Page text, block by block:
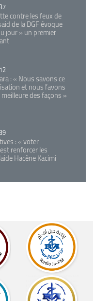
contre les feux de
de la DGF évoque
jour » un premier
: « Nous savons ce
et nous l’avons
des façons »
: « voter
renforcer les
Hacène Kacimi